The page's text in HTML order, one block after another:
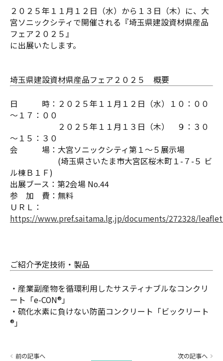
２０２５年１１月１２日（水）から１３日（木）に、大
宮ソニックシティで開催される『埼玉県建設資材県産品
フェア２０２５』
に出展いたします。
埼玉県建設資材県産品フェア２０２５ 概要
日 時：２０２５年１１月１２日（水）１０：００
～１７：００
２０２５年１１月１３日（木） ９：３０
～１５：３０
会 場：大宮ソニックシティ第１～５展示場
(埼玉県さいたま市大宮区桜木町１-７-５ ビ
ル棟Ｂ１Ｆ)
出展ブース：第2会場 No.44
参 加 費：無料
ＵＲＬ：
https://www.pref.saitama.lg.jp/documents/272328/
ご紹介予定技術・製品
・産業副産物を循環利用したサスティナブルなコンクリ
ート「e-CON®」
・硫化水素に負けない防菌コンクリート「ビックリート
®」
前の記事へ
次の記事へ